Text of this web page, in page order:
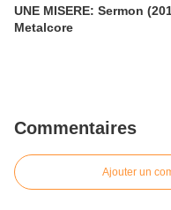
UNE MISERE: Sermon
Metalcore
Commentaires
Ajouter un